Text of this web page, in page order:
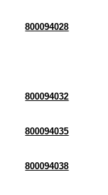
800094028
800094032
800094035
800094038